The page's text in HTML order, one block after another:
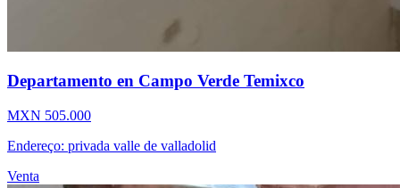
Departamento en Campo Verde Temixco
MXN 505.000
Endereço: privada valle de valladolid
Venta